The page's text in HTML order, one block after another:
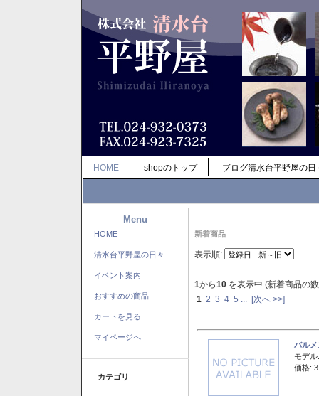
HOME shopのトップ ブログ清水台平野屋の日
Menu
HOME
清水台平野屋の日々
イベント案内
おすすめの商品
カートを見る
マイページへ
カテゴリ
新着商品
表示順:
1から10 を表示中 (新着商品の
1 2 3 4 5 [次へ >>]
バル
モデル:
価格: